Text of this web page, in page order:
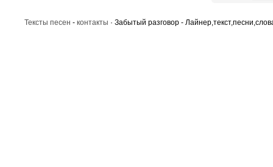
Тексты песен - контакты · Забытый разговор -